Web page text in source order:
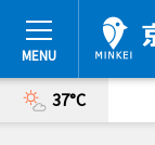
37°C